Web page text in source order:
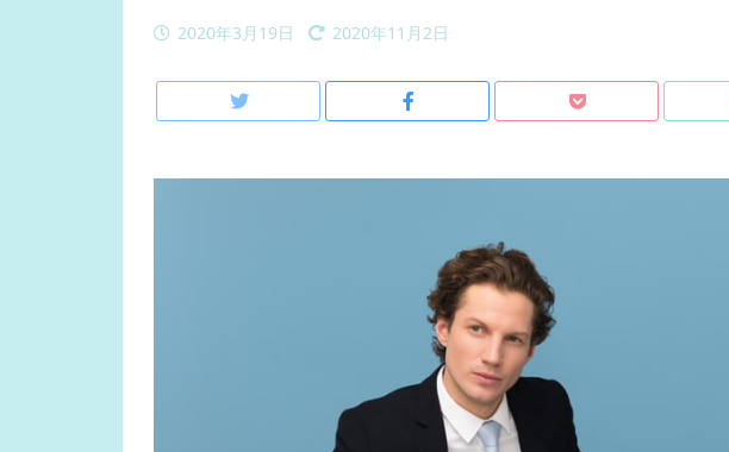
2020年3月19日 2020年11月2日